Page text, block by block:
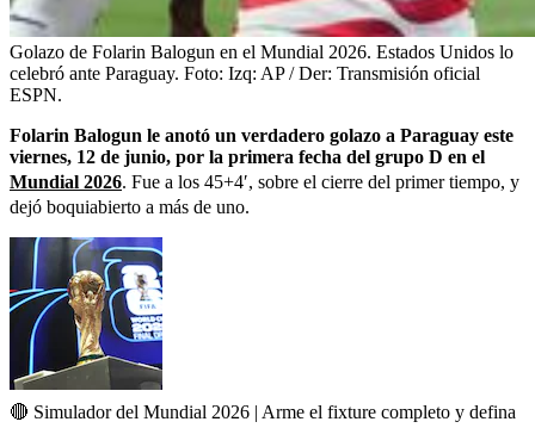
Golazo de Folarin Balogun en el Mundial 2026. Estados Unidos lo
celebró ante Paraguay. Foto: Izq: AP / Der: Transmisión oficial
ESPN.
Folarin Balogun le anotó un verdadero golazo a Paraguay este
viernes, 12 de junio, por la primera fecha del grupo D en el
Mundial 2026. Fue a los 45+4′, sobre el cierre del primer tiempo, y
dejó boquiabierto a más de uno.
🔴 Simulador del Mundial 2026 | Arme el fixture completo y defina